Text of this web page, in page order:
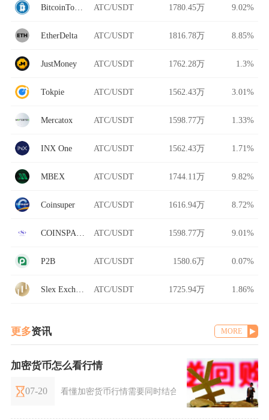
ATC/USDT 1780.45万 9.02%
EtherDelta ATC/USDT 1816.78万 8.85%
JustMoney ATC/USDT 1762.28万 1.3%
Tokpie ATC/USDT 1562.43万 3.01%
Mercatox ATC/USDT 1598.77万 1.33%
INX One ATC/USDT 1562.43万 1.71%
MBEX ATC/USDT 1744.11万 9.82%
Coinsuper ATC/USDT 1616.94万 8.72%
ATC/USDT 1598.77万 9.01%
P2B ATC/USDT 1580.6万 0.07%
ATC/USDT 1725.94万 1.86%
更多资讯 MORE
加密货币怎么看行情
07-20 看懂加密货币行情需要同时结合市场宏观数据、K线技